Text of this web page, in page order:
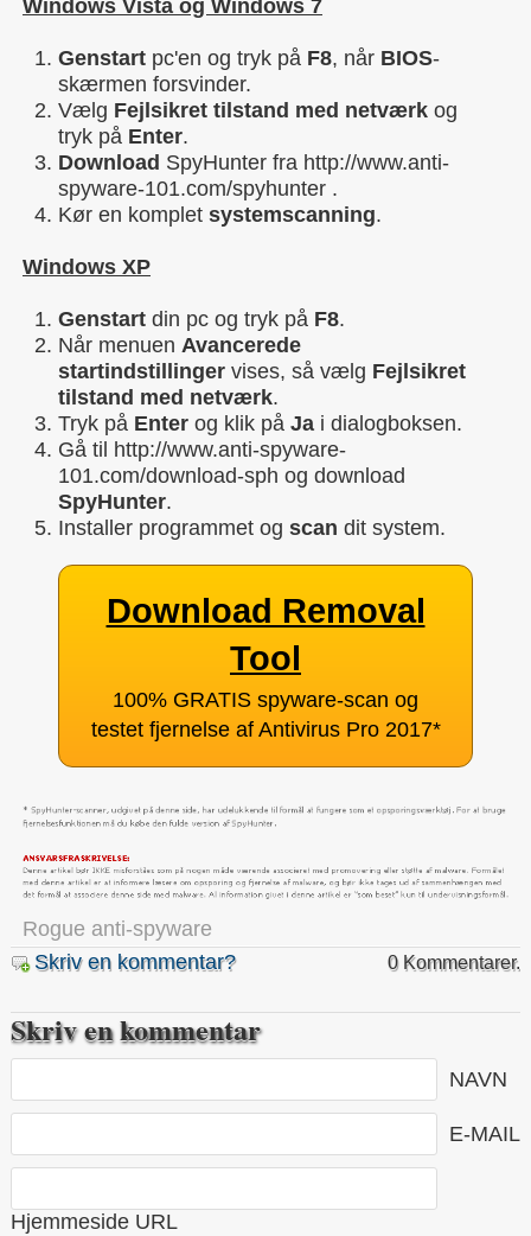
Windows Vista og Windows 7
Genstart pc'en og tryk på F8, når BIOS-
skærmen forsvinder.
Vælg Fejlsikret tilstand med netværk og
tryk på Enter.
Download SpyHunter fra http://www.anti-
spyware-101.com/spyhunter .
Kør en komplet systemscanning.
Windows XP
Genstart din pc og tryk på F8.
Når menuen Avancerede
startindstillinger vises, så vælg Fejlsikret
tilstand med netværk.
Tryk på Enter og klik på Ja i dialogboksen.
Gå til http://www.anti-spyware-
101.com/download-sph og download
SpyHunter.
Installer programmet og scan dit system.
Download Removal
Tool
100% GRATIS spyware-scan og
testet fjernelse af Antivirus Pro 2017*
Rogue anti-spyware
Skriv en kommentar?
0 Kommentarer.
Skriv en kommentar
NAVN
E-MAIL
Hjemmeside URL